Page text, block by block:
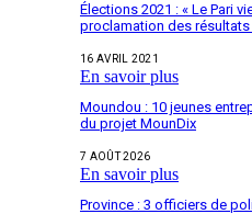
Élections 2021 : « Le Pari
proclamation des
16 AVRIL 2021
En savoir plus
Moundou : 10 jeunes
du projet MounDix
7 AOÛT 2026
En savoir plus
Province : 3 officiers de